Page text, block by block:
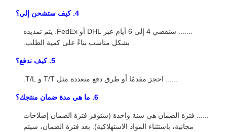
....... سنقضي 4 إلى 6 أيام عبر DHL أو FedEx. يتم تمديده
بشكل مناسب بناءً على كمية الطلب.
...... احجز مقدمًا أو طرق دفع متعددة مثل T/T و T/L.
...... فترة الضمان هي سنة واحدة (ستوفر فترة الضمان إصلاحات
مجانية، باستثناء المواد الاستهلاكية). بعد فترة الضمان، سيتم